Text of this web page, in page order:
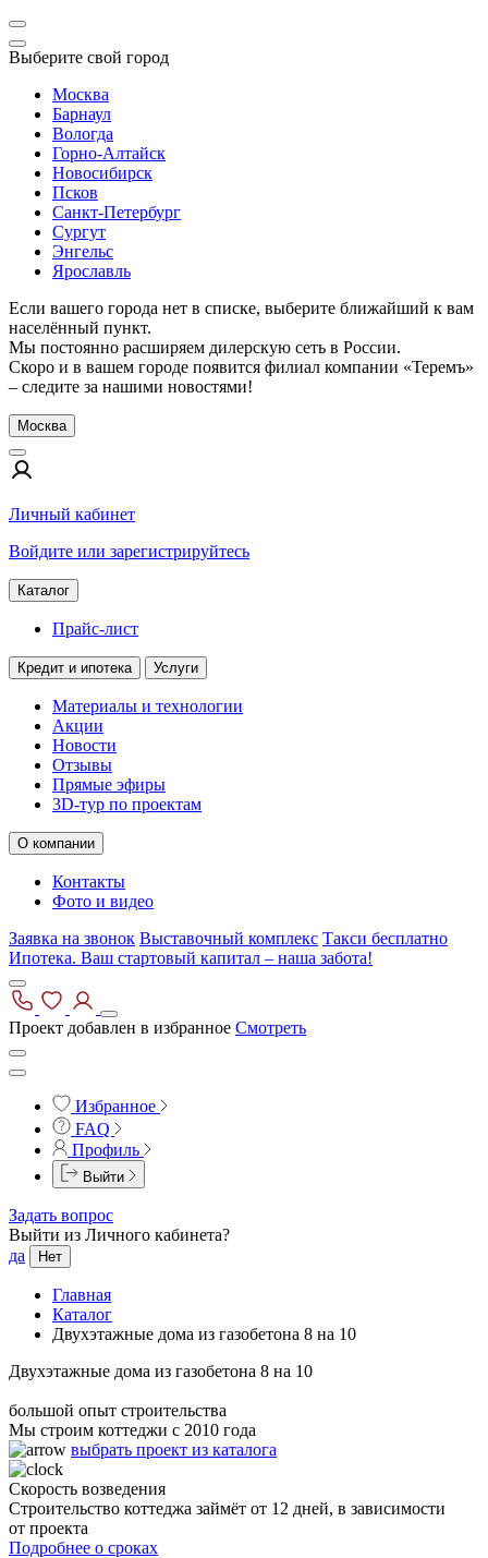
Выберите свой город
Москва
Барнаул
Вологда
Горно-Алтайск
Новосибирск
Псков
Санкт-Петербург
Сургут
Энгельс
Ярославль
Если вашего города нет в списке, выберите ближайший к вам
населённый пункт.
Мы постоянно расширяем дилерскую сеть в России.
Скоро и в вашем городе появится филиал компании «Теремъ»
– следите за нашими новостями!
Москва
Личный кабинет
Войдите или зарегистрируйтесь
Каталог
Прайс-лист
Кредит и ипотека Услуги
Материалы и технологии
Акции
Новости
Отзывы
Прямые эфиры
3D-тур по проектам
О компании
Контакты
Фото и видео
Заявка на звонок Выставочный комплекс Такси бесплатно
Ипотека. Ваш стартовый капитал – наша забота!
Проект добавлен в избранное Смотреть
Избранное
FAQ
Профиль
Выйти
Задать вопрос
Выйти из Личного кабинета?
да
Нет
Главная
Каталог
Двухэтажные дома из газобетона 8 на 10
Двухэтажные дома из газобетона 8 на 10
большой опыт строительства
Мы строим коттеджи с 2010 года
выбрать проект из каталога
Скорость возведения
Строительство коттеджа займёт от 12 дней, в зависимости
от проекта
Подробнее о сроках